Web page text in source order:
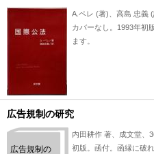
A.ペレ (著)、高島 忠義
カバーなし。1993年初
ます。
広告規制の研究
広告規制の
内田耕作 著、成文堂、
初版。函付。函縁に破